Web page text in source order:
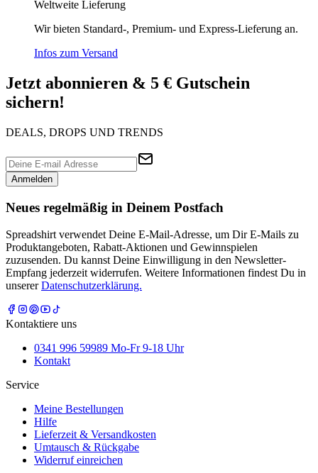
Weltweite Lieferung
Wir bieten Standard-, Premium- und Express-Lieferung an.
Infos zum Versand
Jetzt abonnieren & 5 € Gutschein
sichern!
DEALS, DROPS UND TRENDS
Anmelden
Neues regelmäßig in Deinem Postfach
Spreadshirt verwendet Deine E-Mail-Adresse, um Dir E-Mails zu
Produktangeboten, Rabatt-Aktionen und Gewinnspielen
zuzusenden. Du kannst Deine Einwilligung in den Newsletter-
Empfang jederzeit widerrufen. Weitere Informationen findest Du in
unsererDatenschutzerklärung.
Kontaktiere uns
0341 996 59989 Mo-Fr 9-18 Uhr
Kontakt
Service
Meine Bestellungen
Hilfe
Lieferzeit & Versandkosten
Umtausch & Rückgabe
Widerruf einreichen